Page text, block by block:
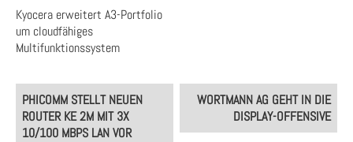
Kyocera erweitert A3-Portfolio
um cloudfähiges
Multifunktionssystem
Post
navigation
PHICOMM STELLT NEUEN
ROUTER KE 2M MIT 3X
10/100 MBPS LAN VOR
WORTMANN AG GEHT IN DIE
DISPLAY-OFFENSIVE